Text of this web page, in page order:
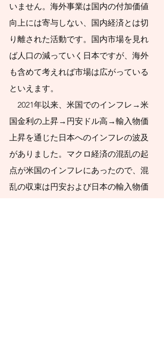
ックとして活用して
いただければ幸いで
す。
いません。海外事業は国内の付加価値
向上には寄与しない、国内経済とは切
り離された活動です。国内市場を見れ
ば人口の減っていく日本ですが、海外
も含めて考えれば市場は広がっている
といえます。
2021年以来、米国でのインフレ→米
国金利の上昇→円安ドル高→輸入物価
上昇を通じた日本へのインフレの波及
がありました。マクロ経済の混乱の起
点が米国のインフレにあったので、混
乱の収束は円安および日本の輸入物価